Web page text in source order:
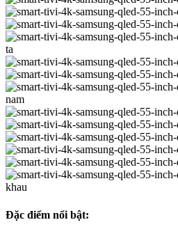
Đặc điểm nổi bật: